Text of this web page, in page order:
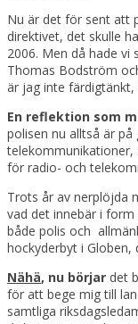
Nu är det för sent att
direktivet, det skulle
2006. Men då hade
Thomas Bodström
är jag inte
En reflektion som
polisen nu alltså är
telekommunikationer,
för radio- och
Trots år av nerplöjda
vad det innebär i
både polis och
hockyderbyt i Globen,
Nähä, nu börjar det
för att bege mig till
samtliga